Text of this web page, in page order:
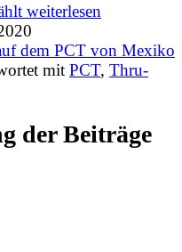
weiterlesen
dem PCT von Mexiko
mit PCT, Thru-
der Beiträge